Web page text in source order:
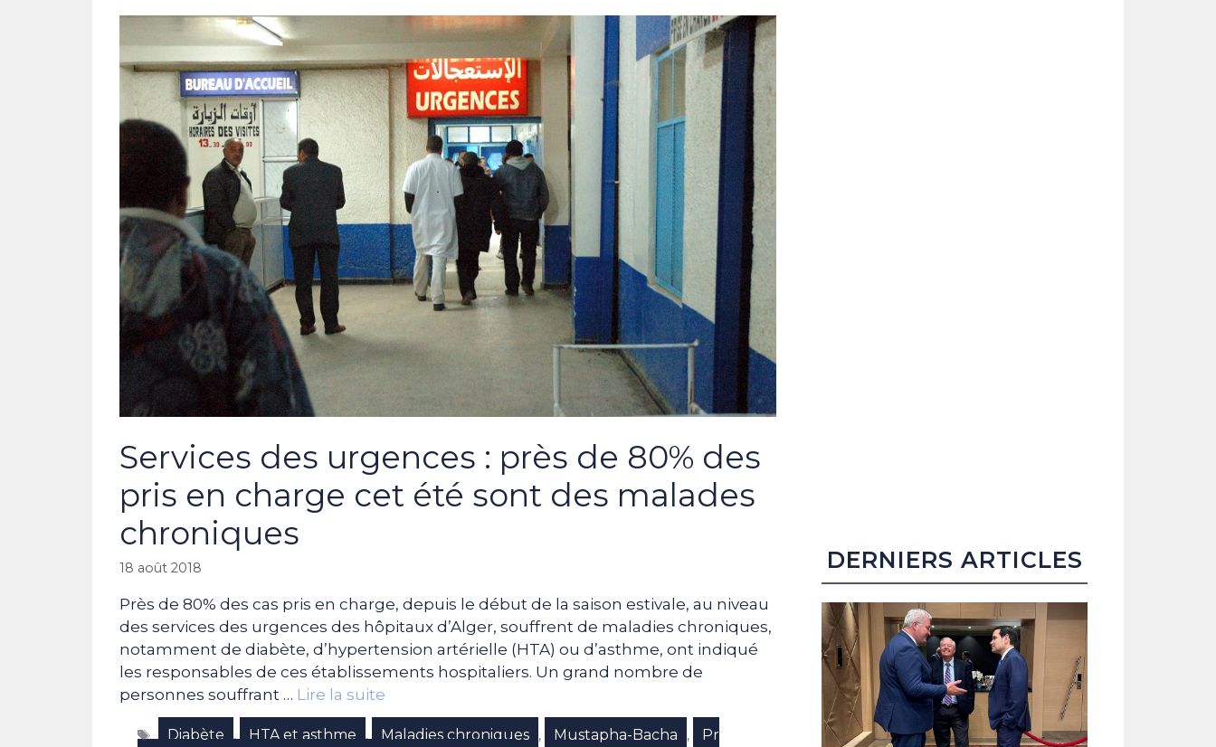
Services des urgences : près de 80% des
pris en charge cet été sont des malades
chroniques
18 août 2018
Près de 80% des cas pris en charge, depuis le début de la saison estivale, au niveau
des services des urgences des hôpitaux d’Alger, souffrent de maladies chroniques,
notamment de diabète, d’hypertension artérielle (HTA) ou d’asthme, ont indiqué
les responsables de ces établissements hospitaliers. Un grand nombre de
personnes souffrant … Lire la suite
Étiquettes
Diabète , HTA et asthme , Maladies chroniques , Mustapha-Bacha ,
Pr
DERNIERS ARTICLES